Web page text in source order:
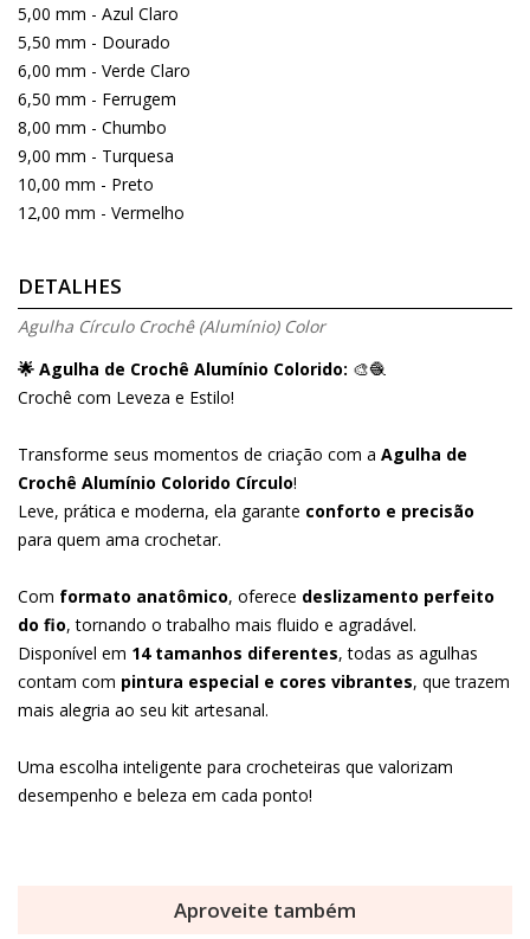
5,00 mm - Azul Claro
5,50 mm - Dourado
6,00 mm - Verde Claro
6,50 mm - Ferrugem
8,00 mm - Chumbo
9,00 mm - Turquesa
10,00 mm - Preto
12,00 mm - Vermelho
DETALHES
Agulha Círculo Crochê (Alumínio) Color
🌟 Agulha de Crochê Alumínio Colorido: 🎨🧶
Crochê com Leveza e Estilo!
Transforme seus momentos de criação com a Agulha de
Crochê Alumínio Colorido Círculo!
Leve, prática e moderna, ela garante conforto e precisão
para quem ama crochetar.
Com formato anatômico, oferece deslizamento perfeito
do fio, tornando o trabalho mais fluido e agradável.
Disponível em 14 tamanhos diferentes, todas as agulhas
contam com pintura especial e cores vibrantes, que trazem
mais alegria ao seu kit artesanal.
Uma escolha inteligente para crocheteiras que valorizam
desempenho e beleza em cada ponto!
Aproveite também